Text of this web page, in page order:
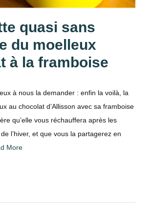
quasi sans
du moelleux
à la framboise
à nous la demander : enfin la voilà, la
au chocolat d’Allisson avec sa framboise
qu’elle vous réchauffera après les
l’hiver, et que vous la partagerez en
More